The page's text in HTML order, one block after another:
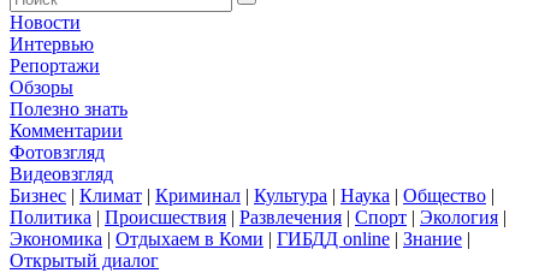
Новости
Интервью
Репортажи
Обзоры
Полезно знать
Комментарии
Фотовзгляд
Видеовзгляд
Бизнес | Климат | Криминал | Культура | Наука | Общество |
Политика | Происшествия | Развлечения | Спорт | Экология |
Экономика | Отдыхаем в Коми | ГИБДД online | Знание |
Открытый диалог